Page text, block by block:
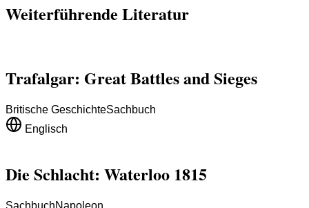
Weiterführende Literatur
Trafalgar: Great Battles and Sieges
Britische GeschichteSachbuch
Englisch
Die Schlacht: Waterloo 1815
SachbuchNapoleon